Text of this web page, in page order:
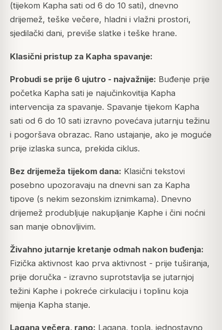
(tijekom Kapha sati od 6 do 10 sati), dnevno
drijemež, teške večere, hladni i vlažni prostori,
sjedilački dani, previše slatke i teške hrane.
Klasični pristup za Kapha spavanje:
Probudi se prije 6 ujutro - najvažnije: Buđenje prije
početka Kapha sati je najučinkovitija Kapha
intervencija za spavanje. Spavanje tijekom Kapha
sati od 6 do 10 sati izravno povećava jutarnju težinu
i pogoršava obrazac. Rano ustajanje, ako je moguće
prije izlaska sunca, prekida ciklus.
Bez drijemeža tijekom dana: Klasični tekstovi
posebno upozoravaju na dnevni san za Kapha
tipove (s nekim sezonskim iznimkama). Dnevno
drijemež produbljuje nakupljanje Kaphe i čini noćni
san manje obnovljivim.
Živahno jutarnje kretanje odmah nakon buđenja:
Fizička aktivnost kao prva aktivnost - prije tuširanja,
prije doručka - izravno suprotstavlja se jutarnjoj
težini Kaphe i pokreće cirkulaciju i toplinu koja
mijenja Kapha stanje.
Lagana večera, rano: Lagana, topla, jednostavno